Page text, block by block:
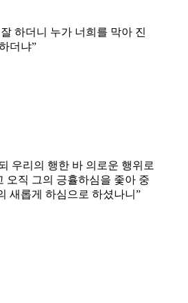
하더니 누가 너희를 막아 진
더냐”
우리의 행한 바 의로운 행위로
오직 그의 긍휼하심을 좇아 중
새롭게 하심으로 하셨나니 ”